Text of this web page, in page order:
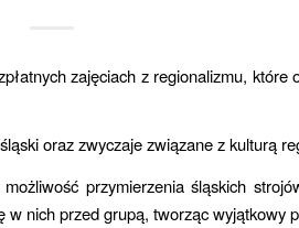
zajęciach z regionalizmu, które
oraz zwyczaje związane z kulturą
przymierzenia śląskich
w nich przed grupą, tworząc wyjątkowy